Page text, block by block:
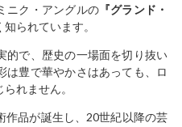
ニク・アングルの 『グランド・
られています。
的で、歴史の一場面を切り抜い
は豊で華やかさはあっても、ロ
れません。
作品が誕生し、20世紀以降の芸